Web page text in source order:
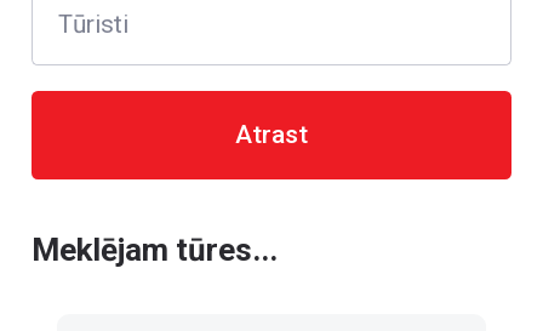
Tūristi
Atrast
Meklējam tūres...